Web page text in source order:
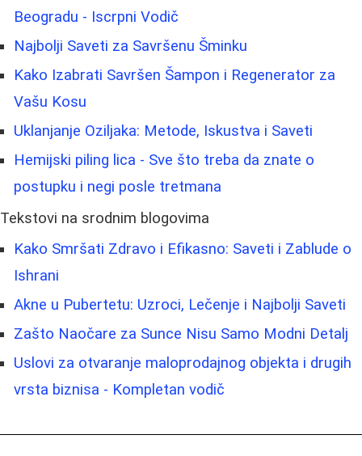
Beogradu - Iscrpni Vodič
Najbolji Saveti za Savršenu Šminku
Kako Izabrati Savršen Šampon i Regenerator za
Vašu Kosu
Uklanjanje Oziljaka: Metode, Iskustva i Saveti
Hemijski piling lica - Sve što treba da znate o
postupku i negi posle tretmana
Tekstovi na srodnim blogovima
Kako Smršati Zdravo i Efikasno: Saveti i Zablude o
Ishrani
Akne u Pubertetu: Uzroci, Lečenje i Najbolji Saveti
Zašto Naočare za Sunce Nisu Samo Modni Detalj
Uslovi za otvaranje maloprodajnog objekta i drugih
vrsta biznisa - Kompletan vodič